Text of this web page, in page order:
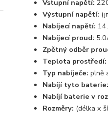
Vstupní napětí:
Výstupní napětí:
Nabíjecí napětí:
Nabíjecí proud:
Zpětný odběr
Teplota prostředí:
Typ nabíječe: plně
Nabíjí tyto baterie:
Nabíjí baterie v
Rozměry: (délka x